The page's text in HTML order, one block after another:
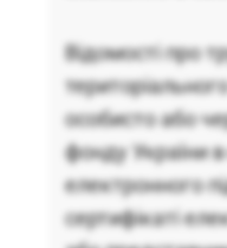
Відомості про
особисто або
фонду України
електронного
сертифікаті